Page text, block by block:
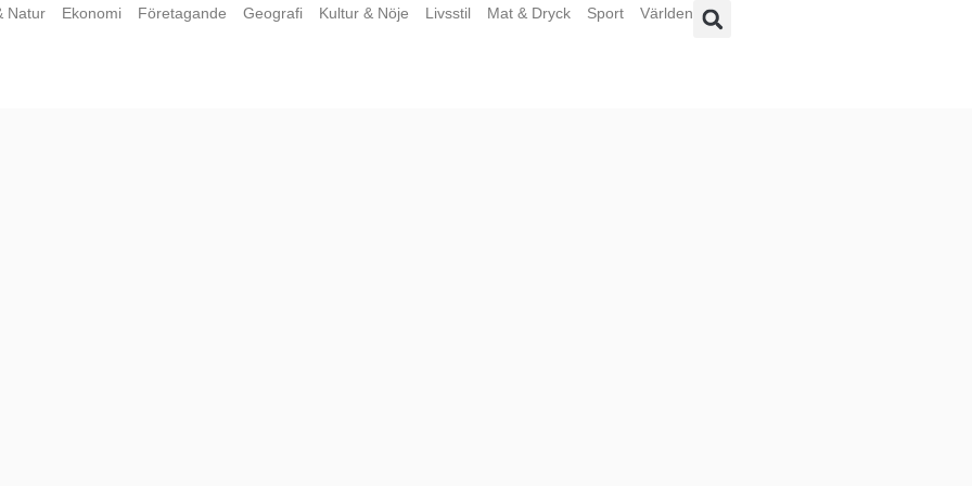
Natur Ekonomi Företagande Geografi Kultur & Nöje Livsstil Mat & Dryck Sport Världen